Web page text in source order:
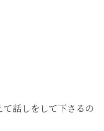
話しをして下さるの